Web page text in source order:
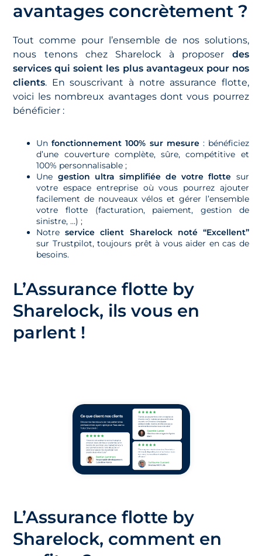
avantages concrètement ?
Tout comme pour l’ensemble de nos solutions,
nous tenons chez Sharelock à proposer des
services qui soient les plus avantageux pour nos
clients. En souscrivant à notre assurance flotte,
voici les nombreux avantages dont vous pourrez
bénéficier :
Unfonctionnement 100% sur mesure: bénéficiez
d’une couverture complète, sûre, compétitive et
100% personnalisable ;
Une gestion ultra simplifiée de votre flotte sur
votre espace entreprise où vous pourrez ajouter
facilement de nouveaux vélos et gérer l’ensemble
votre flotte (facturation, paiement, gestion de
sinistre, …) ;
Notreservice client Sharelock noté “Excellent”
sur Trustpilot, toujours prêt à vous aider en cas de
besoins.
L’Assurance flotte by
Sharelock, ils vous en
parlent !
L’Assurance flotte by
Sharelock, comment en